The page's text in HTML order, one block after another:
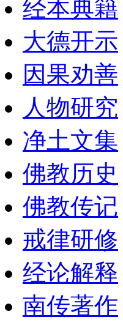
经本典籍
大德开示
因果劝善
人物研究
净土文集
佛教历史
佛教传记
戒律研修
经论解释
南传著作